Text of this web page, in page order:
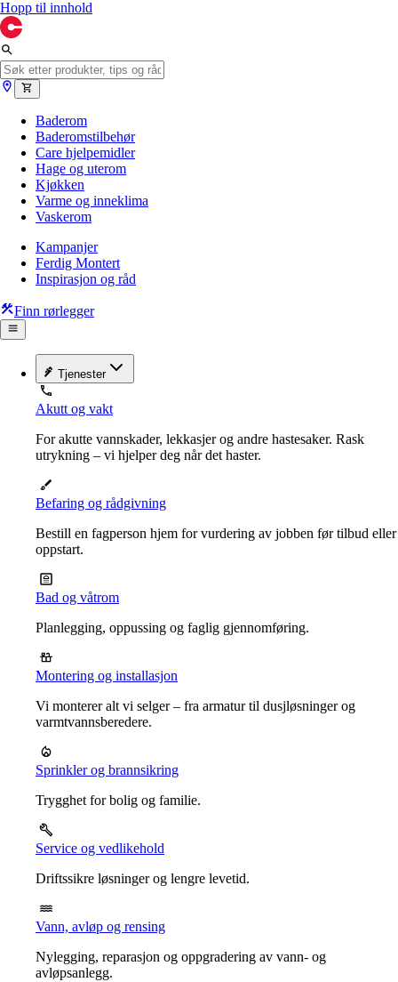
Hopp til innhold
Baderom
Baderomstilbehør
Care hjelpemidler
Hage og uterom
Kjøkken
Varme og inneklima
Vaskerom
Kampanjer
Ferdig Montert
Inspirasjon og råd
Finn rørlegger
Tjenester
Akutt og vakt
For akutte vannskader, lekkasjer og andre hastesaker. Rask
utrykning – vi hjelper deg når det haster.
Befaring og rådgivning
Bestill en fagperson hjem for vurdering av jobben før tilbud eller
oppstart.
Bad og våtrom
Planlegging, oppussing og faglig gjennomføring.
Montering og installasjon
Vi monterer alt vi selger – fra armatur til dusjløsninger og
varmtvannsberedere.
Sprinkler og brannsikring
Trygghet for bolig og familie.
Service og vedlikehold
Driftssikre løsninger og lengre levetid.
Vann, avløp og rensing
Nylegging, reparasjon og oppgradering av vann- og
avløpsanlegg.